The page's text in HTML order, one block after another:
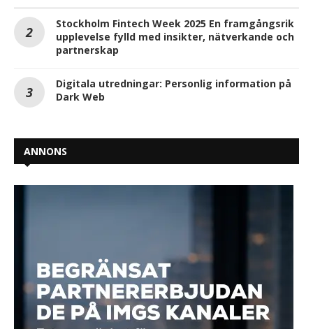
Stockholm Fintech Week 2025 En framgångsrik
upplevelse fylld med insikter, nätverkande och
partnerskap
Digitala utredningar: Personlig information på
Dark Web
ANNONS